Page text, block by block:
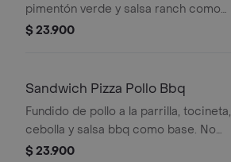
pimentón verde y salsa ranch como
base. No incluye salsa de ajo, llevala
$ 23.900
Sandwich Pizza Pollo Bbq
Fundido de pollo a la parrilla, tocineta,
cebolla y salsa bbq como base. No
incluye salsa de ajo, llevala por $2.900
$ 23.900